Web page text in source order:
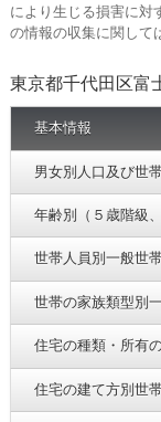
により生じる損害に対
の情報の収集に関して
東京都千代田区富
基本情報
男女別人口及び世
年齢別（５歳階級
世帯人員別一般世
世帯の家族類型別
住宅の種類・所有
住宅の建て方別世